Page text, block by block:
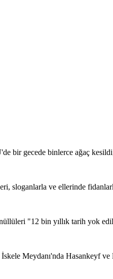
bir gecede binlerce ağaç
sloganlarla ve ellerinde
"12 bin yıllık tarih yok
Meydanı'nda Hasankeyf